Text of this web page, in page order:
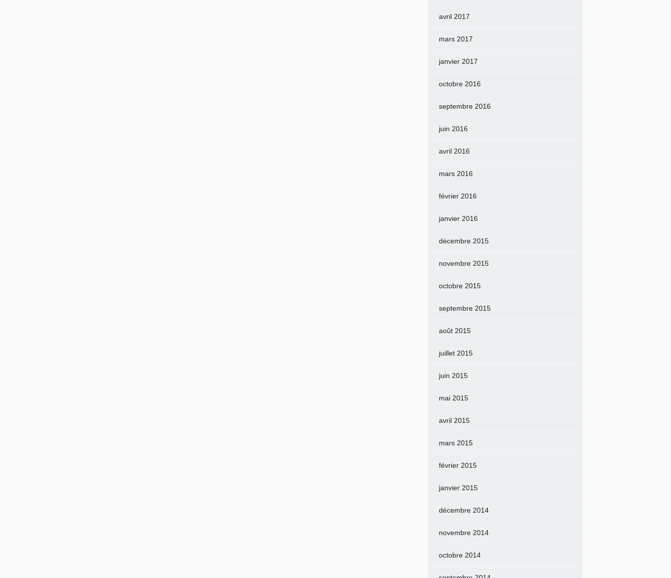
avril 2017
mars 2017
janvier 2017
octobre 2016
septembre 2016
juin 2016
avril 2016
mars 2016
février 2016
janvier 2016
décembre 2015
novembre 2015
octobre 2015
septembre 2015
août 2015
juillet 2015
juin 2015
mai 2015
avril 2015
mars 2015
février 2015
janvier 2015
décembre 2014
novembre 2014
octobre 2014